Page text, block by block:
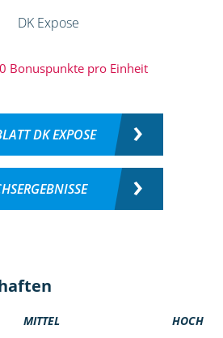
Bonuspunkte pro Einheit
DK EXPOSE
MITTEL HOCH